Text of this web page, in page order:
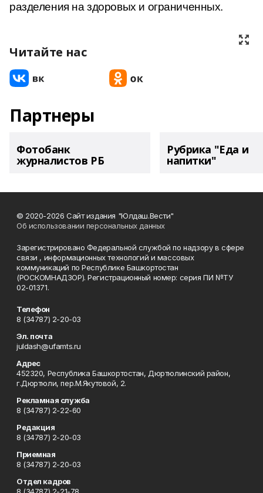
разделения на здоровых и ограниченных.
Читайте нас
Партнеры
Фотобанк
журналистов РБ
Рубрика "Еда и
напитки"
© 2020-2026 Сайт издания "Юлдаш.Вести"
Об использовании персональных данных
Зарегистрировано Федеральной службой по надзору в сфере
связи , информационных технологий и массовых
коммуникаций по Республике Башкортостан
(РОСКОМНАДЗОР). Регистрационный номер: серия ПИ №ТУ
02-01371.
Телефон
8 (34787) 2-20-03
Эл. почта
juldash@ufamts.ru
Адрес
452320, Республика Башкортостан, Дюртюлинский район,
г.Дюртюли, пер.М.Якутовой, 2.
Рекламная служба
8 (34787) 2-22-60
Редакция
8 (34787) 2-20-03
Приемная
8 (34787) 2-20-03
Отдел кадров